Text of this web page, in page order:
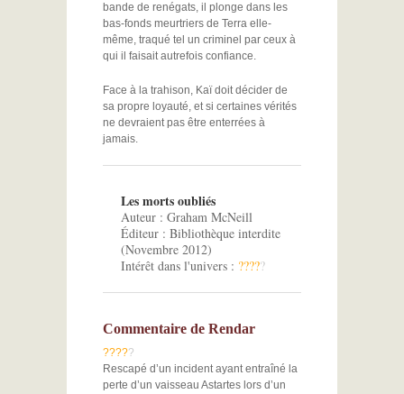
bande de renégats, il plonge dans les
bas-fonds meurtriers de Terra elle-
même, traqué tel un criminel par ceux à
qui il faisait autrefois confiance.
Face à la trahison, Kaï doit décider de
sa propre loyauté, et si certaines vérités
ne devraient pas être enterrées à
jamais.
Les morts oubliés
Auteur : Graham McNeill
Éditeur : Bibliothèque interdite
(Novembre 2012)
Intérêt dans l'univers : ?????
Commentaire de Rendar
?????
Rescapé d’un incident ayant entraîné la
perte d’un vaisseau Astartes lors d’un